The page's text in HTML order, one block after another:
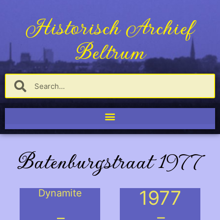
Historisch Archief
Beltrum
Batenburgstraat 1977
Dynamite
1977